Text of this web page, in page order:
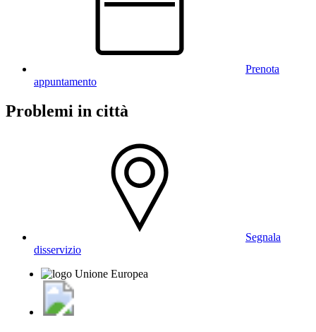
Prenota
appuntamento
Problemi in città
Segnala
disservizio